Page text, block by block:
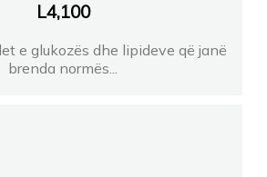
L4,100
e glukozës dhe lipideve që janë
brenda normës...